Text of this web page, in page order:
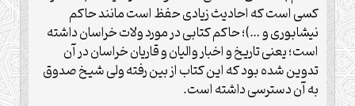
کسی است که احادیث زیادی حفظ است مانند حاکم
نیشابوری و …)؛ حاکم کتابی در مورد ولات خراسان داشته
است؛ یعنی تاریخ و اخبار والیان و قاریان خراسان در آن
تدوین شده بود که این کتاب از بین رفته ولی شیخ صدوق
به آن دسترسی داشته است.